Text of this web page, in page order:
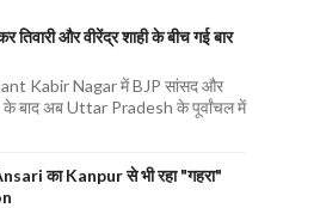
और वीरेंद्र शाही के बीच गई बार
Kabir Nagar में BJP सांसद और
के बाद अब Uttar Pradesh के पूर्वांचल में
का Kanpur से भी रहा "गहरा"